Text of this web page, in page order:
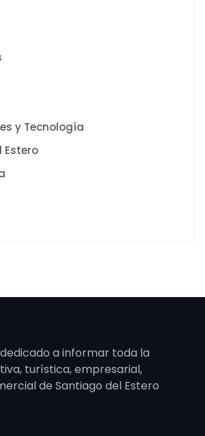
y Tecnología
Estero
a informar toda la
turística, empresarial,
de Santiago del Estero